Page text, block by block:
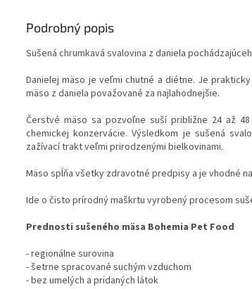
Podrobný popis
Sušená chrumkavá svalovina z daniela
Danielej mäso je veľmi chutné a diétne. Je
mäso z daniela považované za najlahodnejšie.
Čerstvé mäso sa pozvoľne suší približne 24 až
chemickej konzervácie. Výsledkom je sušená
zažívací trakt veľmi prirodzenými bielkovinami.
Mäso spĺňa všetky zdravotné predpisy a je vhodné
Ide o čisto prírodný maškrtu vyrobený procesom
Prednosti sušeného mäsa Bohemia Pet Food
- regionálne surovina
- šetrne spracované suchým vzduchom
- bez umelých a pridaných látok